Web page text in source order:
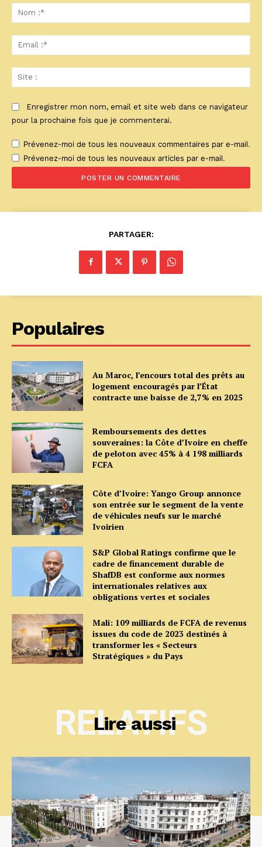
:*
:*
:
Enregistrer mon nom, email et site web dans ce navigateur
pour la prochaine fois que je commenterai.
Prévenez-moi de tous les nouveaux commentaires par e-mail.
Prévenez-moi de tous les nouveaux articles par e-mail.
PARTAGER:
Populaires
Au Maroc, l’encours total des prêts au
logement encouragés par l’État
contracte une baisse de 2,7% en 2025
Remboursements des dettes
souveraines: la Côte d’Ivoire en cheffe
de peloton avec 45% à 4 198 milliards
FCFA
Côte d’Ivoire: Yango Group annonce
son entrée sur le segment de la vente
de véhicules neufs sur le marché
Ivoirien
S&P Global Ratings confirme que le
cadre de financement durable de
ShafDB est conforme aux normes
internationales relatives aux
obligations vertes et sociales
Mali: 109 milliards de FCFA de revenus
issues du code de 2023 destinés à
transformer les « Secteurs
Stratégiques » du Pays
Lire aussi
RELATIFS